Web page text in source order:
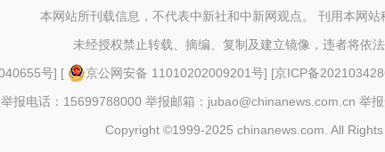
本网站所刊载信息，不代表中新社和中新网观点。 刊用本网站
未经授权禁止转载、摘编、复制及建立镜像，违者将依法
号] [ 京公网安备 11010202009201号] [京ICP备
报电话：15699788000 举报邮箱：jubao@chinanews.com.cn 举
Copyright ©1999-2025 chinanews.com. All